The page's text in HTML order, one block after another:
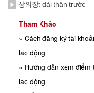
상의장: dài thân trước
Tham Khảo
» Cách đăng ký tài
lao động
» Hướng dẫn xem điểm
lao động